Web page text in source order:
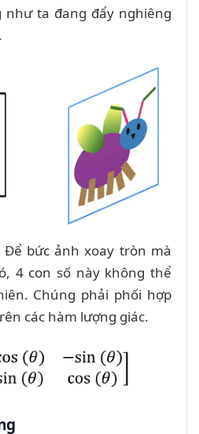
như ta đang đẩy nghiêng
Để bức ảnh xoay tròn mà
4 con số này không thể
Chúng phải phối hợp
các hàm lượng giác.